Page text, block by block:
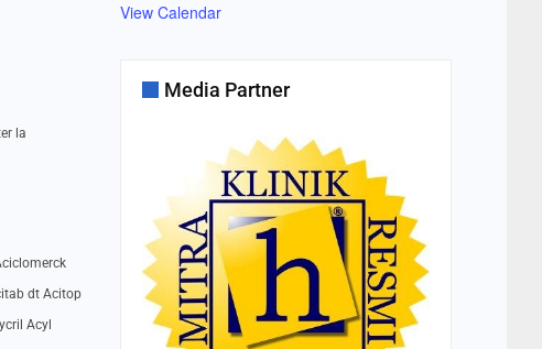
la
dt Acitop
Acyl
View Calendar
Media Partner